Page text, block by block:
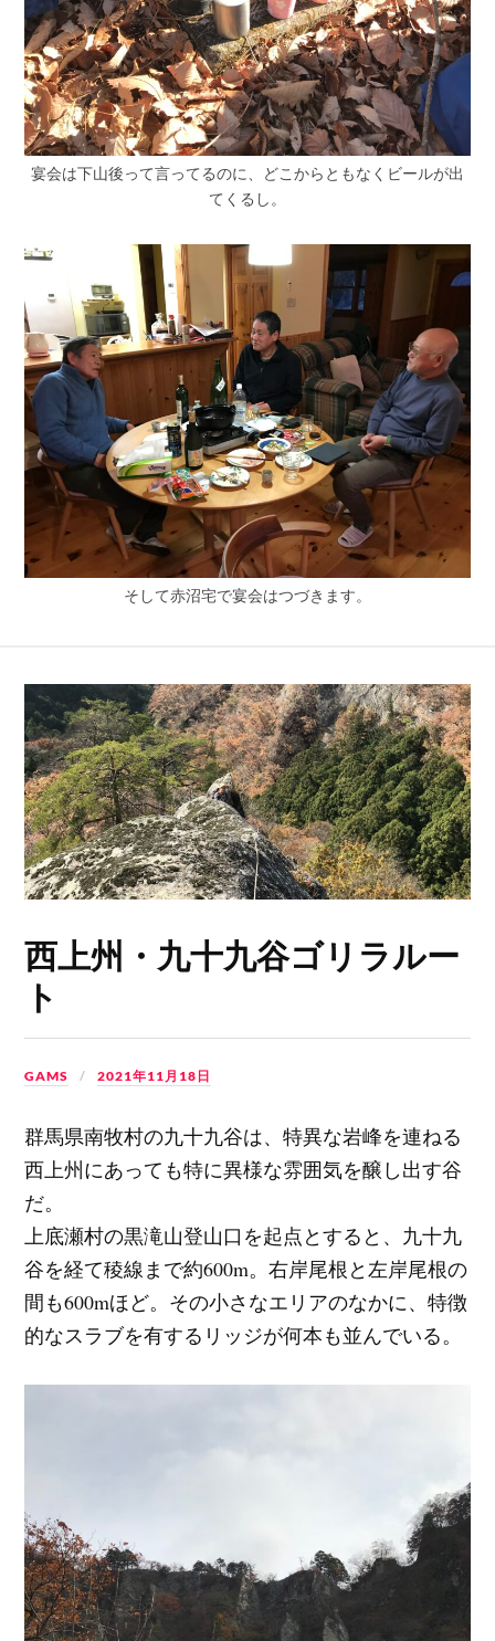
宴会は下山後って言ってるのに、どこからともなくビールが出
てくるし。
そして赤沼宅で宴会はつづきます。
西上州・九十九谷ゴリラルー
ト
GAMS 2021年11月18日
群馬県南牧村の九十九谷は、特異な岩峰を連ねる
西上州にあっても特に異様な雰囲気を醸し出す谷
だ。
上底瀬村の黒滝山登山口を起点とすると、九十九
谷を経て稜線まで約600m。右岸尾根と左岸尾根の
間も600mほど。その小さなエリアのなかに、特徴
的なスラブを有するリッジが何本も並んでいる。